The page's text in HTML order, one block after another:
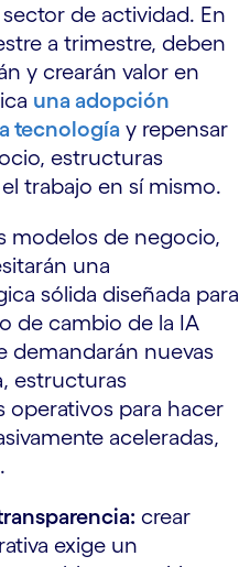
de actividad. En
a trimestre, deben
y crearán valor en
una adopción
tecnología y repensar
estructuras
trabajo en sí mismo.
modelos de negocio,
una
sólida diseñada para
de cambio de la IA
demandarán nuevas
estructuras
operativos para hacer
aceleradas,
crear
exige un